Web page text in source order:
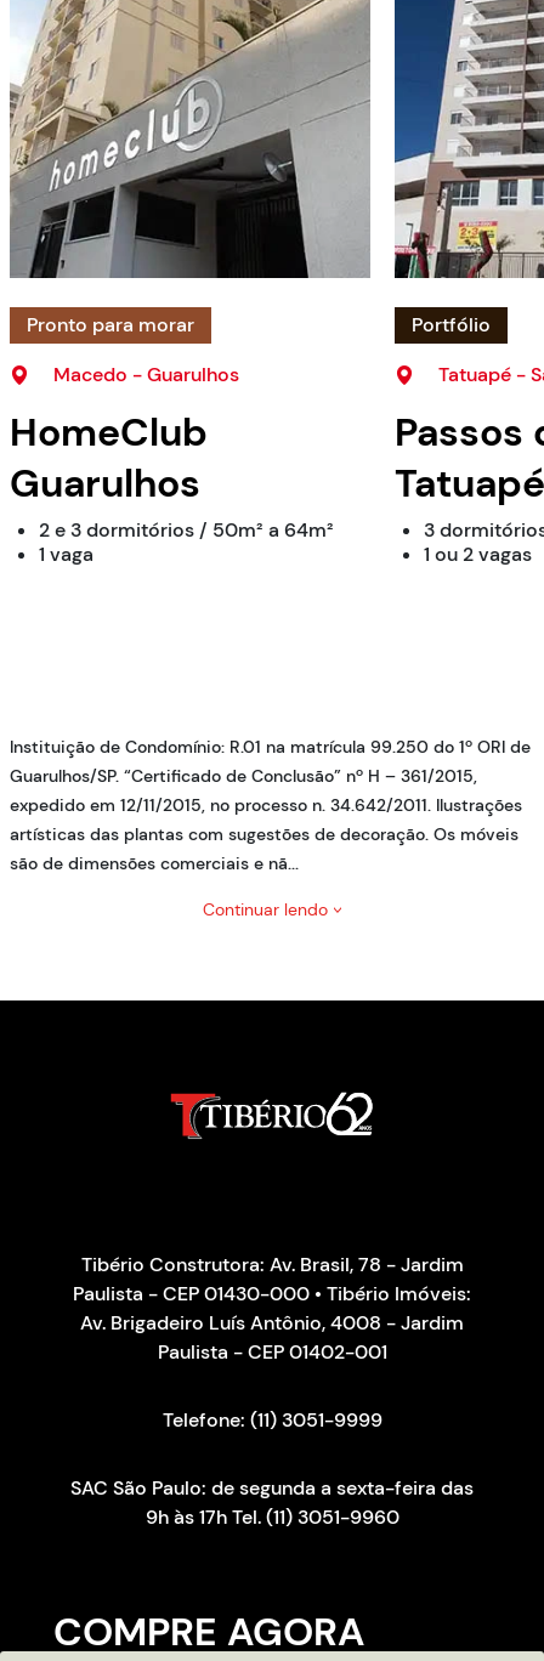
Pronto para morar
Macedo - Guarulhos
HomeClub
Guarulhos
2 e 3 dormitórios / 50m² a 64m²
1 vaga
Portfólio
Tatuapé -
Passos
Tatuapé
3
1 ou 2 vagas
Instituição de Condomínio: R.01 na matrícula 99.250 do 1º ORI de
Guarulhos/SP. “Certificado de Conclusão” nº H – 361/2015,
expedido em 12/11/2015, no processo n. 34.642/2011. Ilustrações
artísticas das plantas com sugestões de decoração. Os móveis
são de dimensões comerciais e nã...
Continuar lendo>
COMPRE AGORA
Tibério Construtora: Av. Brasil, 78 - Jardim
Paulista - CEP 01430-000 • Tibério Imóveis:
Av. Brigadeiro Luís Antônio, 4008 - Jardim
Paulista - CEP 01402-001
Telefone: (11) 3051-9999
SAC São Paulo: de segunda a sexta-feira das
9h às 17h Tel. (11) 3051-9960